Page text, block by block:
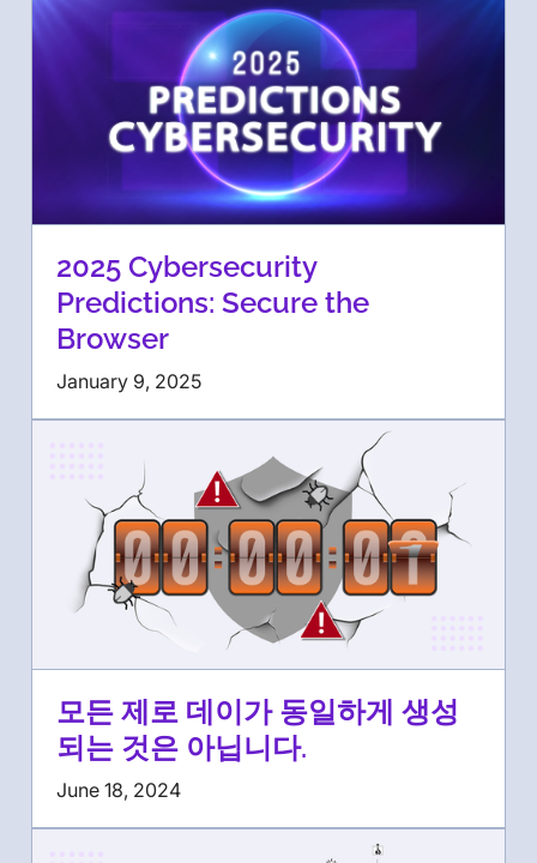
2025 Cybersecurity
Predictions: Secure the
Browser
January 9, 2025
모든 제로 데이가 동일하게 생성
되는 것은 아닙니다.
June 18, 2024